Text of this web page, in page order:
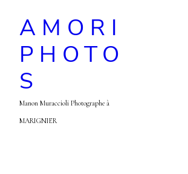
AMORI
PHOTO
S
Manon Muraccioli Photographe à
MARIGNIER